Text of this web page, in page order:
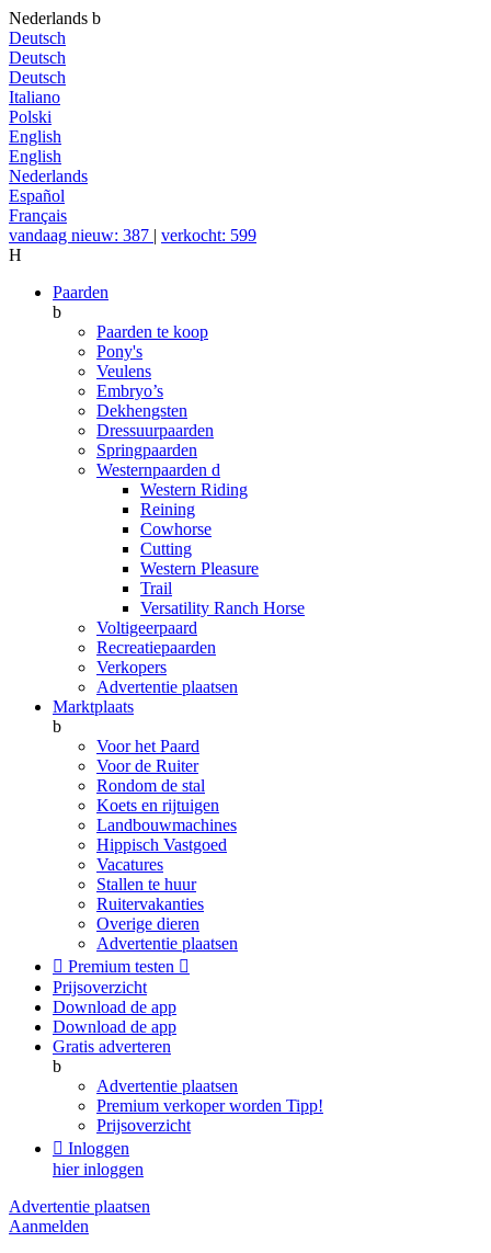
Nederlands b
Deutsch
Deutsch
Deutsch
Italiano
Polski
English
English
Nederlands
Español
Français
vandaag nieuw: 387 | verkocht: 599
H
Paarden
b
Paarden te koop
Pony's
Veulens
Embryo’s
Dekhengsten
Dressuurpaarden
Springpaarden
Westernpaarden d
Western Riding
Reining
Cowhorse
Cutting
Western Pleasure
Trail
Versatility Ranch Horse
Voltigeerpaard
Recreatiepaarden
Verkopers
Advertentie plaatsen
Marktplaats
b
Voor het Paard
Voor de Ruiter
Rondom de stal
Koets en rijtuigen
Landbouwmachines
Hippisch Vastgoed
Vacatures
Stallen te huur
Ruitervakanties
Overige dieren
Advertentie plaatsen
 Premium testen 
Prijsoverzicht
Download de app
Download de app
Gratis adverteren
b
Advertentie plaatsen
Premium verkoper worden Tipp!
Prijsoverzicht
 Inloggen
hier inloggen
Advertentie plaatsen
Aanmelden